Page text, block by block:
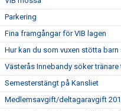
Parkering
Fina framgångar för VIB lagen
Hur kan du som vuxen stötta
Västerås Innebandy söker
Semesterstängt på Kansliet
Medlemsavgift/deltagaravgift